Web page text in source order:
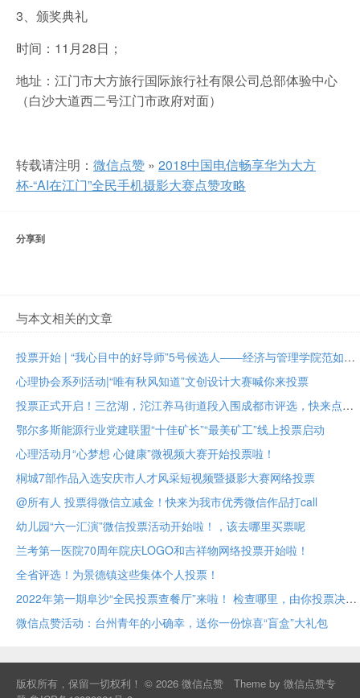
3、颁奖典礼
时间：11月28日；
地址：江门市大方旅行国际旅行社有限公司总部体验中心
（白沙大道西二号江门市政府对面）
转载请注明： 微信点赞 » 2018中国电信畅享华为大方
杯-“AI在江门”全民手机摄影大赛点赞攻略
分享到
与本文相关的文章
投票开始 | “我心目中的好导师”5号候选人——经济与管理学院范如国教授
心理协会系列活动|“唯有秋风知道”文创设计大赛喊你来投票
投票正式开启！三岔湖，沱江养马街道段入围成都市评选，快来点赞助力吧
鄂尔多斯能源行业党建联盟“十佳矿长”“最美矿工”线上投票启动
心理活动月“心梦想 心健康”微视频大赛开始投票啦！
桐城7部作品入选安庆市人才风采短视频暨摄影大赛网络投票
@所有人 投票得微信立减金！快来为我市优秀微信作品打call
幼儿园“六一汇演”微信投票活动开始啦！，该去哪里买票呢
兰考第一医院70周年院庆LOGO和吉祥物网络投票开始啦！
全省评选！为景德镇这些集体个人投票！
2022年第一期阜沙“全民投票查餐厅”来啦！ 检查哪里，由你投票决定！
微信点赞活动：台州青年的小确幸，送你一份惊喜“盲盒”大礼包
版权所有，保留一切权利！ © 2026 微信点赞 Theme by 微信点赞专